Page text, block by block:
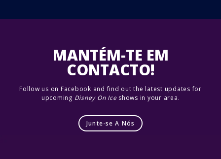
MANTÉM-TE EM
CONTACTO!
Follow us on Facebook and find out the latest updates for
upcoming Disney On Iceshows in your area.
Junte-se A Nós